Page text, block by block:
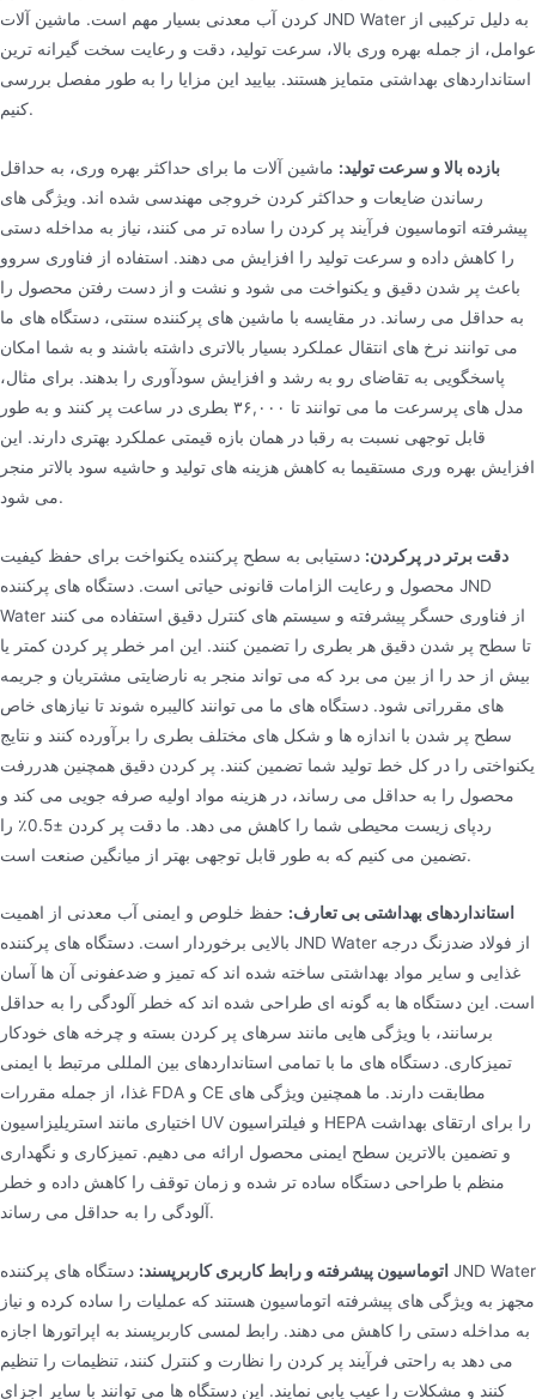
کردن آب معدنی بسیار مهم است. ماشین آلات JND Water به دلیل ترکیبی از
عوامل، از جمله بهره وری بالا، سرعت تولید، دقت و رعایت سخت گیرانه ترین
استانداردهای بهداشتی متمایز هستند. بیایید این مزایا را به طور مفصل بررسی
کنیم.
بازده بالا و سرعت تولید: ماشین آلات ما برای حداکثر بهره وری، به حداقل
رساندن ضایعات و حداکثر کردن خروجی مهندسی شده اند. ویژگی های
پیشرفته اتوماسیون فرآیند پر کردن را ساده تر می کنند، نیاز به مداخله دستی
را کاهش داده و سرعت تولید را افزایش می دهند. استفاده از فناوری سروو
باعث پر شدن دقیق و یکنواخت می شود و نشت و از دست رفتن محصول را
به حداقل می رساند. در مقایسه با ماشین های پرکننده سنتی، دستگاه های ما
می توانند نرخ های انتقال عملکرد بسیار بالاتری داشته باشند و به شما امکان
پاسخگویی به تقاضای رو به رشد و افزایش سودآوری را بدهند. برای مثال،
مدل های پرسرعت ما می توانند تا ۳۶,۰۰۰ بطری در ساعت پر کنند و به طور
قابل توجهی نسبت به رقبا در همان بازه قیمتی عملکرد بهتری دارند. این
افزایش بهره وری مستقیما به کاهش هزینه های تولید و حاشیه سود بالاتر منجر
می شود.
دقت برتر در پرکردن: دستیابی به سطح پرکننده یکنواخت برای حفظ کیفیت
محصول و رعایت الزامات قانونی حیاتی است. دستگاه های پرکننده JND
Water از فناوری حسگر پیشرفته و سیستم های کنترل دقیق استفاده می کنند
تا سطح پر شدن دقیق هر بطری را تضمین کنند. این امر خطر پر کردن کمتر یا
بیش از حد را از بین می برد که می تواند منجر به نارضایتی مشتریان و جریمه
های مقرراتی شود. دستگاه های ما می توانند کالیبره شوند تا نیازهای خاص
سطح پر شدن با اندازه ها و شکل های مختلف بطری را برآورده کنند و نتایج
یکنواختی را در کل خط تولید شما تضمین کنند. پر کردن دقیق همچنین هدررفت
محصول را به حداقل می رساند، در هزینه مواد اولیه صرفه جویی می کند و
ردپای زیست محیطی شما را کاهش می دهد. ما دقت پر کردن ±0.5٪ را
تضمین می کنیم که به طور قابل توجهی بهتر از میانگین صنعت است.
استانداردهای بهداشتی بی تعارف: حفظ خلوص و ایمنی آب معدنی از اهمیت
بالایی برخوردار است. دستگاه های پرکننده JND Water از فولاد ضدزنگ درجه
غذایی و سایر مواد بهداشتی ساخته شده اند که تمیز و ضدعفونی آن ها آسان
است. این دستگاه ها به گونه ای طراحی شده اند که خطر آلودگی را به حداقل
برسانند، با ویژگی هایی مانند سرهای پر کردن بسته و چرخه های خودکار
تمیزکاری. دستگاه های ما با تمامی استانداردهای بین المللی مرتبط با ایمنی
غذا، از جمله مقررات FDA و CE مطابقت دارند. ما همچنین ویژگی های
اختیاری مانند استریلیزاسیون UV و فیلتراسیون HEPA را برای ارتقای بهداشت
و تضمین بالاترین سطح ایمنی محصول ارائه می دهیم. تمیزکاری و نگهداری
منظم با طراحی دستگاه ساده تر شده و زمان توقف را کاهش داده و خطر
آلودگی را به حداقل می رساند.
اتوماسیون پیشرفته و رابط کاربری کاربرپسند: دستگاه های پرکننده JND Water
مجهز به ویژگی های پیشرفته اتوماسیون هستند که عملیات را ساده کرده و نیاز
به مداخله دستی را کاهش می دهند. رابط لمسی کاربرپسند به اپراتورها اجازه
می دهد به راحتی فرآیند پر کردن را نظارت و کنترل کنند، تنظیمات را تنظیم
کنند و مشکلات را عیب یابی نمایند. این دستگاه ها می توانند با سایر اجزای